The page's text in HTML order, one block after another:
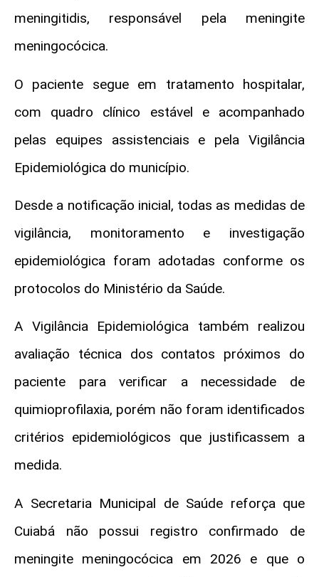
meningitidis, responsável pela meningite
meningocócica.
O paciente segue em tratamento hospitalar,
com quadro clínico estável e acompanhado
pelas equipes assistenciais e pela Vigilância
Epidemiológica do município.
Desde a notificação inicial, todas as medidas de
vigilância, monitoramento e investigação
epidemiológica foram adotadas conforme os
protocolos do Ministério da Saúde.
A Vigilância Epidemiológica também realizou
avaliação técnica dos contatos próximos do
paciente para verificar a necessidade de
quimioprofilaxia, porém não foram identificados
critérios epidemiológicos que justificassem a
medida.
A Secretaria Municipal de Saúde reforça que
Cuiabá não possui registro confirmado de
meningite meningocócica em 2026 e que o